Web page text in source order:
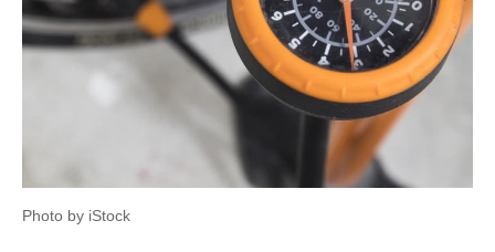
Photo by iStock